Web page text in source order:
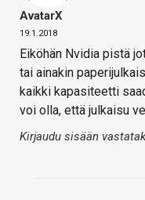
AvatarX
19.1.2018
Eiköhän Nvidia pistä
tai ainakin
kaikki kapasiteetti
voi olla, että julkaisu
Kirjaudu sisään